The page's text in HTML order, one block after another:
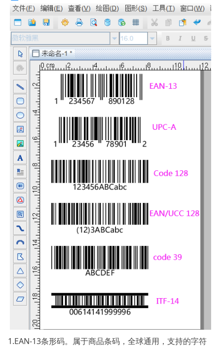
1.EAN-13条形码。属于商品条码，全球通用，支持的字符